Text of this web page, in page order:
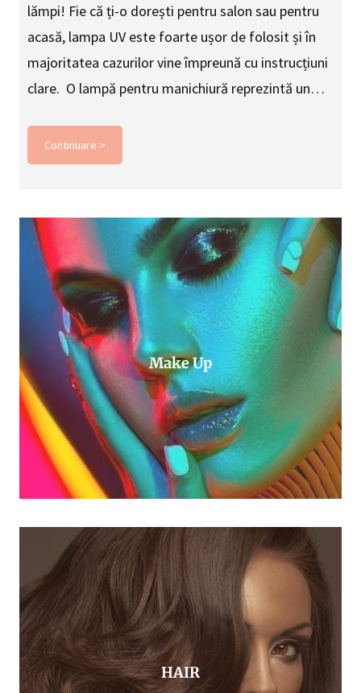
lămpi! Fie că ți-o dorești pentru salon sau pentru
acasă, lampa UV este foarte ușor de folosit și în
majoritatea cazurilor vine împreună cu instrucțiuni
clare. O lampă pentru manichiură reprezintă un…
Continuare >
Make Up
HAIR